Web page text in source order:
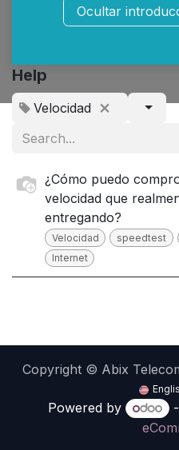
Ocultar
Help
Velocidad
¿Cómo puedo
velocidad que
entregando?
Velocidad speedtest
Internet
Copyright © Abix
Powered by -